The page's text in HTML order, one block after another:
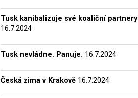
Tusk kanibalizuje své koaliční partnery
16.7.2024
Tusk nevládne. Panuje. 16.7.2024
Česká zima v Krakově 16.7.2024